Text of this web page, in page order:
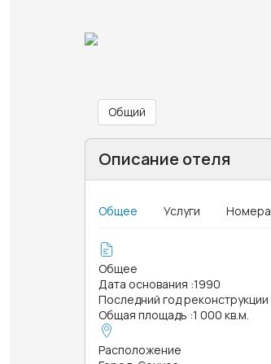
Общий
Описание отеля
Общее Услуги Номера
Общее
Дата основания :1990
Последний год реконструкции
Общая площадь :1 000 кв.м.
Расположение